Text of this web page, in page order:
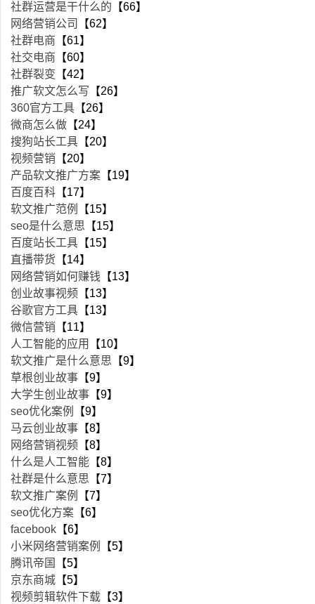
社群运营是干什么的 【66】
网络营销公司
【62】
社群电商 【61】
社交电商 【60】
社群裂变 【42】
推广软文怎么写 【26】
360官方工具 【26】
微商怎么做 【24】
搜狗站长工具 【20】
视频营销 【20】
产品软文推广方案 【19】
百度百科 【17】
软文推广范例
【15】
seo是什么意思 【15】
百度站长工具 【15】
直播带货 【14】
网络营销如何赚钱 【13】
创业故事视频 【13】
谷歌官方工具 【13】
微信营销 【11】
人工智能的应用
【10】
软文推广是什么意思 【9】
草根创业故事 【9】
大学生创业故事 【9】
seo优化案例
【9】
马云创业故事 【8】
网络营销视频 【8】
什么是人工智能 【8】
社群是什么意思 【7】
软文推广案例
【7】
seo优化方案 【6】
facebook 【6】
小米网络营销案例
【5】
腾讯帝国
【5】
京东商城 【5】
视频剪辑软件下载 【3】